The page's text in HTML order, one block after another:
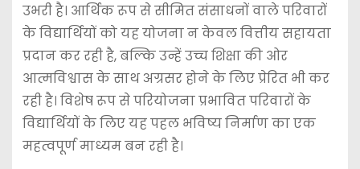
उभरी है। आर्थिक रूप से सीमित संसाधनों वाले परिवारों
के विद्यार्थियों को यह योजना न केवल वित्तीय सहायता
प्रदान कर रही है, बल्कि उन्हें उच्च शिक्षा की ओर
आत्मविश्वास के साथ अग्रसर होने के लिए प्रेरित भी कर
रही है। विशेष रूप से परियोजना प्रभावित परिवारों के
विद्यार्थियों के लिए यह पहल भविष्य निर्माण का एक
महत्वपूर्ण माध्यम बन रही है।